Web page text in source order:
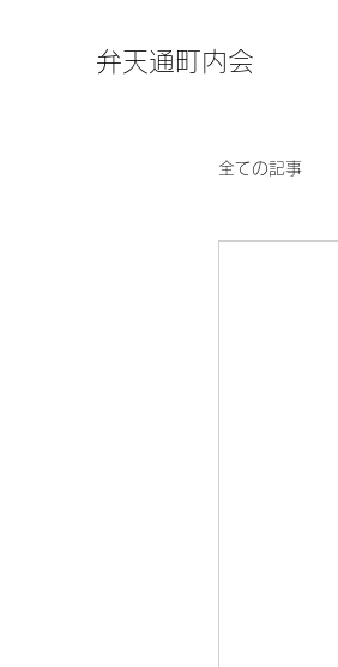
弁天通町内会
全ての記事